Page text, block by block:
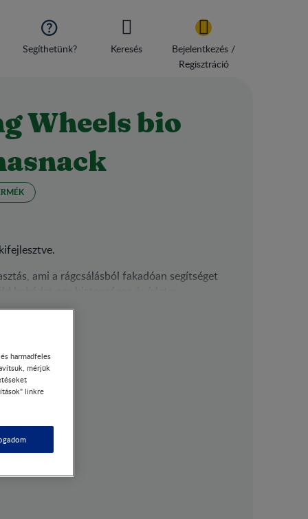

Segíthetünk? Keresés
Bejelentkezés /
Regisztráció
Wheels bio
ami a rágcsálásból fakadóan segítséget
kortól. Hozzáadott cukrot* nem
harmadfeles
mérjük
linkre